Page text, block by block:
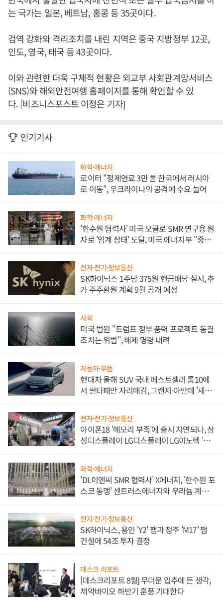
는 국가는 일본, 베트남, 홍콩 등 35곳이다.
검역 강화와 격리조치를 내린 지역은 중국 지방정부 12곳,
인도, 영국, 태국 등 43곳이다.
이와 관련한 더욱 구체적 현황은 외교부 사회관계망서비스
(SNS)와 해외안전여행 홈페이지를 통해 확인할 수 있
다. [비즈니스포스트 이정은 기자]
인기기사
화학·에너지
로이터 "정제연료 3만 톤 한국에서 러시아
로 이동", 우크라이나의 공격에 수요 늘어
화학·에너지
'한수원 협력사' 미국 오클로 SMR 연구용 원
자로 '임계 상태' 도달, 미국 에너지부 "중요
전자·전기·정보통신
SK하이닉스 1주당 375원 현금배당 실시, 추
가 주주환원 계획 9월 공개 예정
사회
미국 법원 "트럼프 정부 풍력 프로젝트 동결
조치는 위법", 해제 명령 내려
자동차·부품
현대차 올해 SUV 국내 베스트셀러 톱10에
서 싼타페만 자리매김, 그랜저·아반떼 '세단
전자·전기·정보통신
아이폰18 '메모리 부족'에 출시 지연되나, 삼
성디스플레이 LG디스플레이 LG이노텍 '탈
화학·에너지
'DL이앤씨 SMR 협력사' X에너지, '한수원 포
스코 동맹' 센트러스에너지와 우라늄 계약
전자·전기·정보통신
SK하이닉스, 용인 'Y2' 팹과 청주 'M17' 팹
건설에 54조 투자 결정
데스크 리포트
[데스크리포트 8월] 무더운 입추에 든 생각,
제약바이오 하반기 훈풍 기대한다